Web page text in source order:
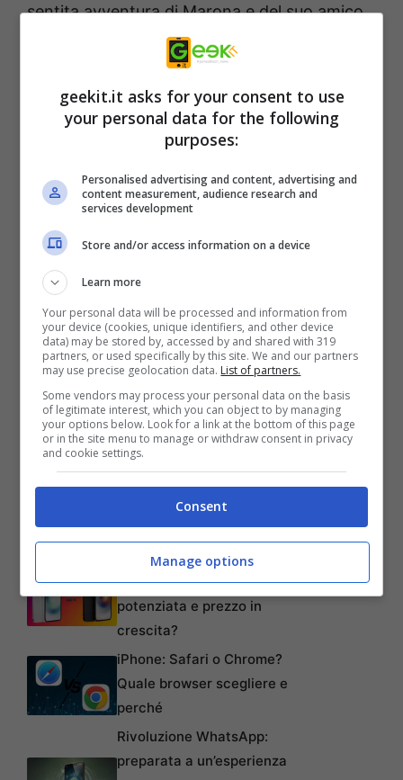
sentita avventura di Marona e del suo amico
Phantom Brave: The
Hermuda Triangle Remastered
2024.
Articoli recentiL’errore da 780 Milioni di
dollari: la storia dei Bitcoin
perduti in discarica
offerte imperdibili su Meta
Quest 3 e 3S!
iPhone SE 4: design
rinnovato, fotocamera
potenziata e prezzo in
crescita?
iPhone: Safari o Chrome?
Quale browser scegliere e
perché
Rivoluzione WhatsApp:
preparata a un’esperienza
geekit.it asks for your consent to use
your personal data for the following
purposes:
Personalised advertising and content, advertising and
content measurement, audience research and
services development
Store and/or access information on a device
Learn more
Your personal data will be processed and information from
your device (cookies, unique identifiers, and other device
data) may be stored by, accessed by and shared with 319
partners, or used specifically by this site. We and our partners
may use precise geolocation data. List of partners.
Some vendors may process your personal data on the basis
of legitimate interest, which you can object to by managing
your options below. Look for a link at the bottom of this page
or in the site menu to manage or withdraw consent in privacy
and cookie settings.
Consent
Manage options